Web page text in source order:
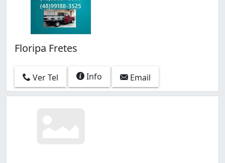
Floripa Fretes
Ver Tel Info Email